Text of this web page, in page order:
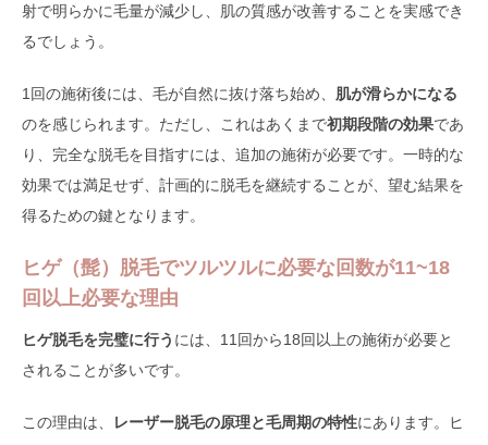
射で明らかに毛量が減少し、肌の質感が改善することを実感でき
るでしょう。
1回の施術後には、毛が自然に抜け落ち始め、 肌が滑らかになる
のを感じられます。ただし、これはあくまで初期段階の効果であ
り、完全な脱毛を目指すには、追加の施術が必要です。一時的な
効果では満足せず、計画的に脱毛を継続することが、望む結果を
得るための鍵となります。
ヒゲ（髭）脱毛でツルツルに必要な回数が11~18
回以上必要な理由
ヒゲ脱毛を完璧に行う には、11回から18回以上の施術が必要と
されることが多いです。
この理由は、 レーザー脱毛の原理と毛周期の特性にあります。ヒ